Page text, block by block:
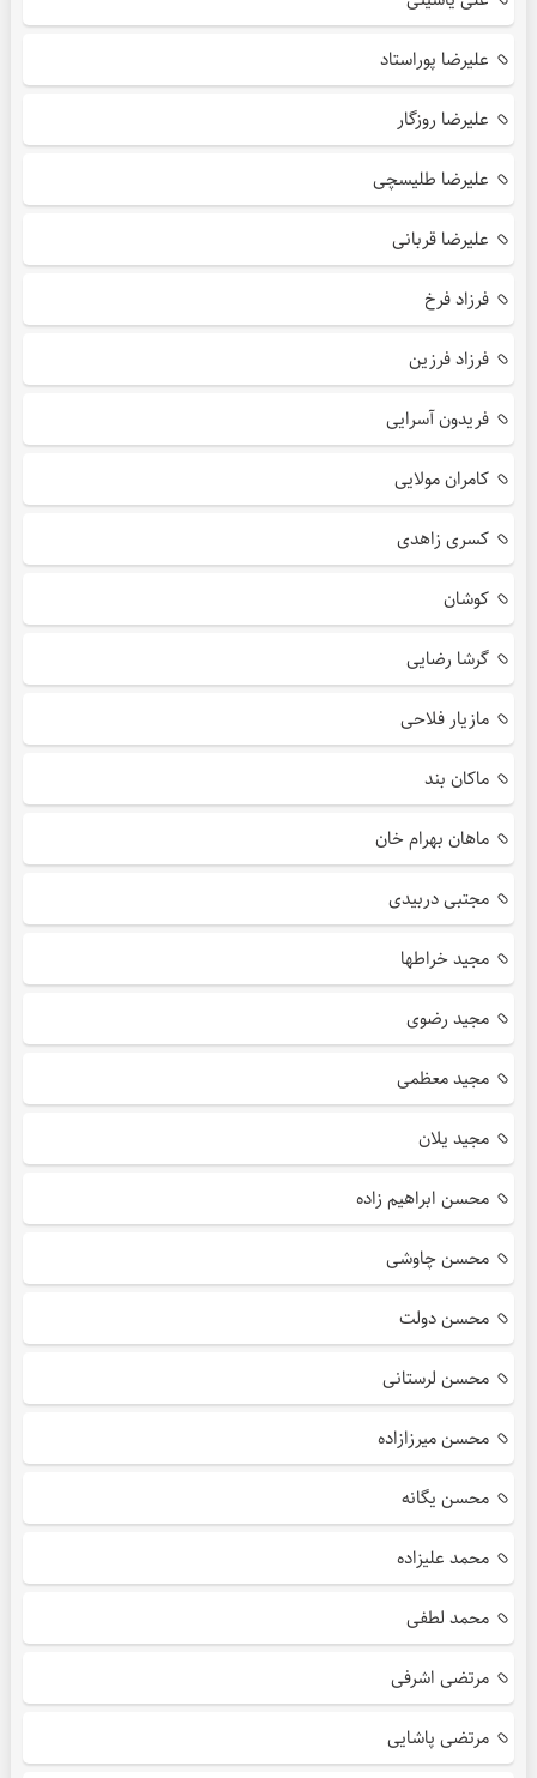
علیرضا پوراستاد
علیرضا روزگار
علیرضا طلیسچی
علیرضا قربانی
فرزاد فرخ
فرزاد فرزین
فریدون آسرایی
کامران مولایی
کسری زاهدی
کوشان
گرشا رضایی
مازیار فلاحی
ماکان بند
ماهان بهرام خان
مجتبی دربیدی
مجید خراطها
مجید رضوی
مجید معظمی
مجید یلان
محسن ابراهیم زاده
محسن چاوشی
محسن دولت
محسن لرستانی
محسن میرزازاده
محسن یگانه
محمد علیزاده
محمد لطفی
مرتضی اشرفی
مرتضی پاشایی